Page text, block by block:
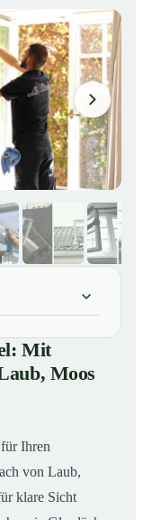
Mit
Moos
Ihren
von Laub,
klare Sicht